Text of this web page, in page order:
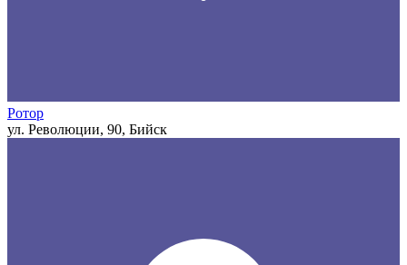
Ротор
ул. Революции, 90, Бийск